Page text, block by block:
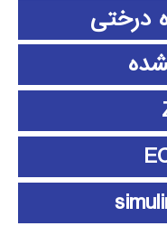
درختی